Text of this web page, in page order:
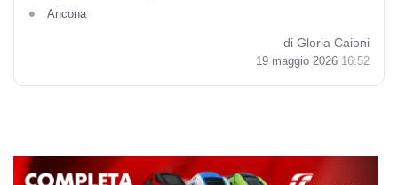
Ancona
di Gloria Caioni
19 maggio 2026 16:52